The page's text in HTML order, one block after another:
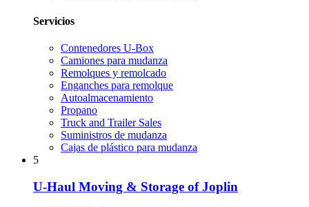
Servicios
Contenedores U-Box
Camiones para mudanza
Remolques y remolcado
Enganches para remolque
Autoalmacenamiento
Propano
Truck and Trailer Sales
Suministros de mudanza
Cajas de plástico para mudanza
5
U-Haul Moving & Storage of Joplin